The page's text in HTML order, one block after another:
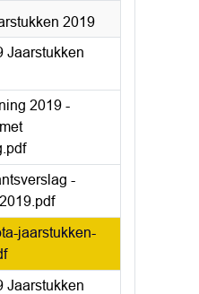
2019
Jaarstukken
2019 -
-
jaarstukken-
Jaarstukken